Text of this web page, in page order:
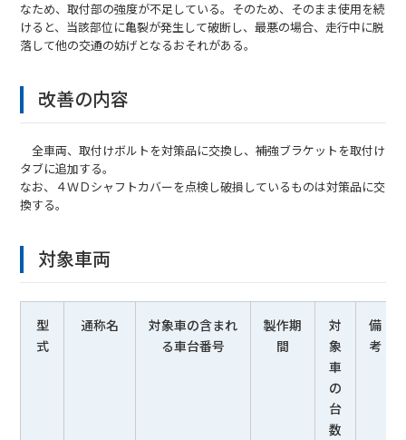
なため、取付部の強度が不足している。そのため、そのまま使用を続
けると、当該部位に亀裂が発生して破断し、最悪の場合、走行中に脱
落して他の交通の妨げとなるおそれがある。
改善の内容
全車両、取付けボルトを対策品に交換し、補強ブラケットを取付け
タブに追加する。
なお、４ＷＤシャフトカバーを点検し破損しているものは対策品に交
換する。
対象車両
型
式
通称名
対象車の含まれ
る車台番号
製作期
間
対
象
車
の
台
数
備
考